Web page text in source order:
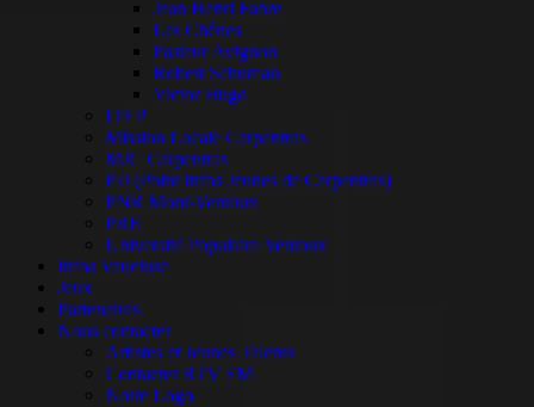
Jean Henri Fabre
Les Chênes
Pasteur Avignon
Robert Schuman
Victor Hugo
ITEP
Mission Locale Carpentras
MJC Carpentras
PIJ (Point Infos Jeunes de Carpentras)
PNR Mont-Ventoux
PRE
Université Populaire Ventoux
Infos Vaucluse
Jeux
Partenaires
Nous contacter
Artistes et Jeunes Talents
Contacter RTV FM
Notre Logo